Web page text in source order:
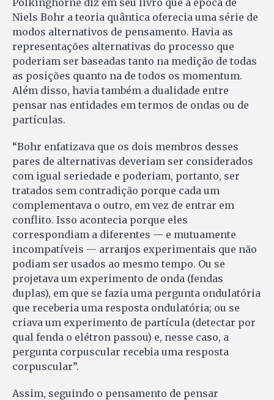
Niels Bohr a teoria quântica oferecia uma série de
modos alternativos de pensamento. Havia as
representações alternativas do processo que
poderiam ser baseadas tanto na medição de todas
as posições quanto na de todos os momentum.
Além disso, havia também a dualidade entre
pensar nas entidades em termos de ondas ou de
partículas.
“Bohr enfatizava que os dois membros desses
pares de alternativas deveriam ser considerados
com igual seriedade e poderiam, portanto, ser
tratados sem contradição porque cada um
complementava o outro, em vez de entrar em
conflito. Isso acontecia porque eles
correspondiam a diferentes — e mutuamente
incompatíveis — arranjos experimentais que não
podiam ser usados ao mesmo tempo. Ou se
projetava um experimento de onda (fendas
duplas), em que se fazia uma pergunta ondulatória
que receberia uma resposta ondulatória; ou se
criava um experimento de partícula (detectar por
qual fenda o elétron passou) e, nesse caso, a
pergunta corpuscular recebia uma resposta
corpuscular”.
Assim, seguindo o pensamento de pensar